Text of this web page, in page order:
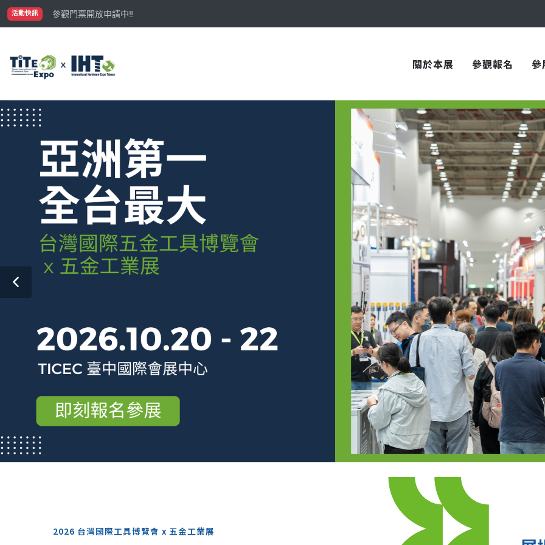
活動快訊
參觀門票開放申請中‼️
最大規模台灣五金展TiTE x IHT，2026/10/20-22與您在臺中國際會展中心再次相見！
關於本展 參觀報名 參
2026 台灣國際工具博覽會 x 五金工業展